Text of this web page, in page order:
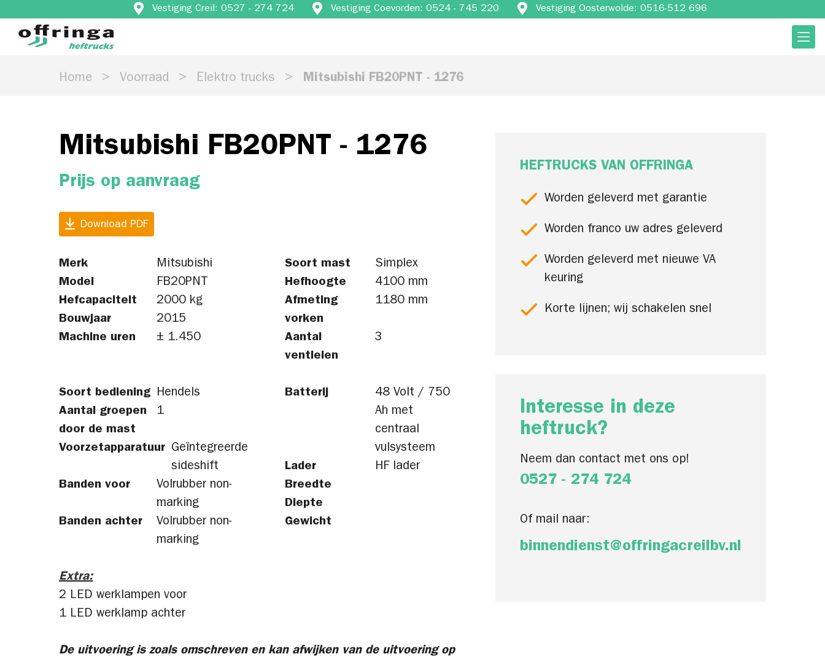
Vestiging Creil: 0527 - 274 724 Vestiging Coevorden: 0524 - 745 220 Vestiging Oosterwolde: 0516-512 696
Home Voorraad Elektro trucks Mitsubishi FB20PNT - 1276
Mitsubishi FB20PNT - 1276
Prijs op aanvraag
Download PDF
Merk
Mitsubishi
Model
FB20PNT
Hefcapaciteit
2000 kg
Bouwjaar
2015
Machine uren
± 1.450
Soort mast
Simplex
Hefhoogte
4100 mm
Afmeting
vorken
1180 mm
Aantal
ventielen
3
Soort bediening Hendels
Aantal groepen
door de mast
1
Voorzetapparatuur Geïntegreerde
sideshift
Banden voor
Volrubber non-
marking
Banden achter
Volrubber non-
marking
Batterij
48 Volt / 750
Ah met
centraal
vulsysteem
Lader
HF lader
Breedte
Diepte
Gewicht
Extra:
2 LED werklampen voor
1 LED werklamp achter
De uitvoering is zoals omschreven en kan afwijken van de uitvoering op
HEFTRUCKS VAN OFFRINGA
Worden geleverd met garantie
Worden franco uw adres geleverd
Worden geleverd met nieuwe VA
keuring
Korte lijnen; wij schakelen snel
Interesse in deze
heftruck?
Neem dan contact met ons op!
0527 - 274 724
Of mail naar:
binnendienst@offringacreilbv.nl